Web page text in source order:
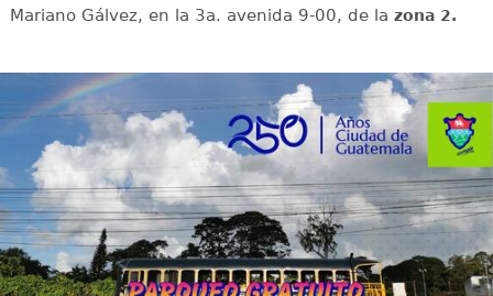
Mariano Gálvez, en la 3a. avenida 9-00, de la zona 2.